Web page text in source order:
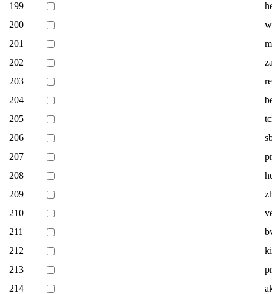
199
200
201
202
203
204
205
206
207
208
209
210
211
212
213
214